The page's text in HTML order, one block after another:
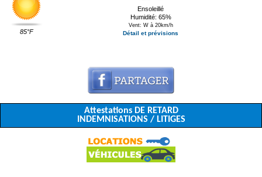
85°F
Ensoleillé
Humidité: 65%
Vent: W à 20km/h
Détail et prévisions
Attestations DE RETARD
INDEMNISATIONS / LITIGES